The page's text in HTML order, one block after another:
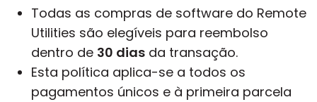
Todas as compras de software do Remote
Utilities são elegíveis para reembolso
dentro de 30 dias da transação.
Esta política aplica-se a todos os
pagamentos únicos e à primeira parcela